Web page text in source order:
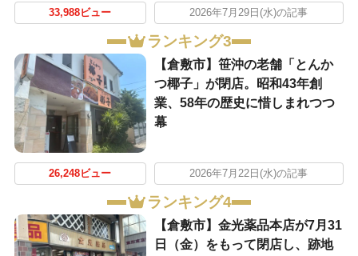
33,988ビュー 2026年7月29日(水)の記事
ランキング3
【倉敷市】笹沖の老舗「とんか
つ椰子」が閉店。昭和43年創
業、58年の歴史に惜しまれつつ
幕
26,248ビュー 2026年7月22日(水)の記事
ランキング4
【倉敷市】金光薬品本店が7月31
日（金）をもって閉店し、跡地